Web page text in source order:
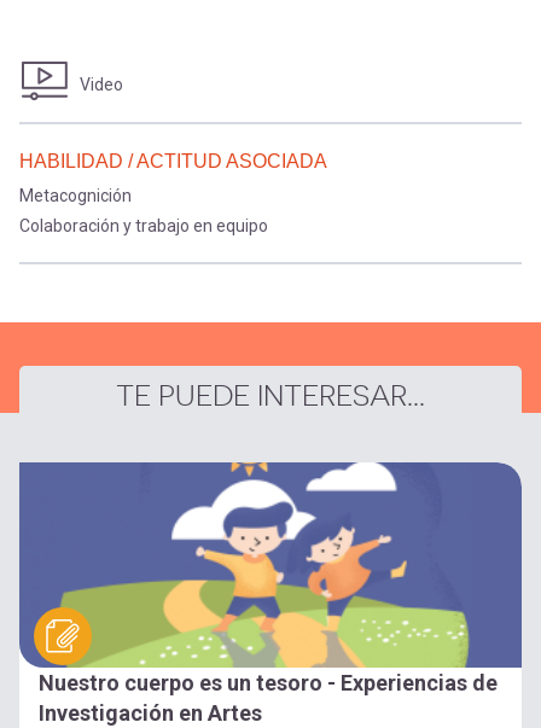
Video
HABILIDAD / ACTITUD ASOCIADA
Metacognición
Colaboración y trabajo en equipo
TE PUEDE INTERESAR...
Nuestro cuerpo es un tesoro - Experiencias de
Investigación en Artes